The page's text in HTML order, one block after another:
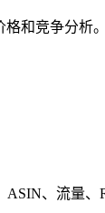
和竞争分析。
、流量、